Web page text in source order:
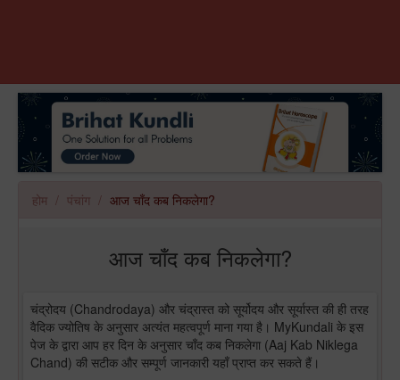
होम पंचांग आज चाँद कब निकलेगा?
आज चाँद कब निकलेगा?
चंद्रोदय (Chandrodaya) और चंद्रास्त को सूर्योदय और सूर्यास्त की ही तरह
वैदिक ज्योतिष के अनुसार अत्यंत महत्वपूर्ण माना गया है। MyKundali के इस
पेज के द्वारा आप हर दिन के अनुसार चाँद कब निकलेगा (Aaj Kab Niklega
Chand) की सटीक और सम्पूर्ण जानकारी यहाँ प्राप्त कर सकते हैं।